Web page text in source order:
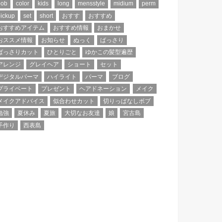
color kids long mensstyle midium
perm
set short おすす
おすすめ
すすめアイテム
おすすめ情報
おまかせ
ススメ情報
お知らせ ぬっく
ばっさり
っさりカット
ひとりごと
ゆかこの髪型遍歴
レンジ
グレイヘア ショート
セット
ジタルパーマ
ハイライト パーマ
ブログ
ライベート
プレゼント ヘアドネーション
メイク
イクアドバイス
似合わせカット
切りっぱなしボブ
強
夏休み 夏旅 大切なお友達 娘
宮古島
作り
西表島